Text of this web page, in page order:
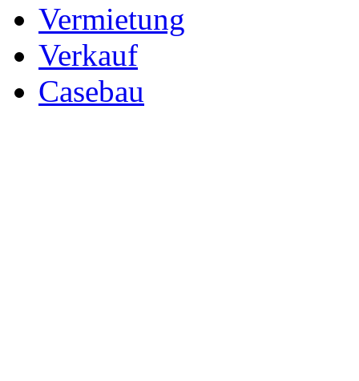
Vermietung
Verkauf
Casebau